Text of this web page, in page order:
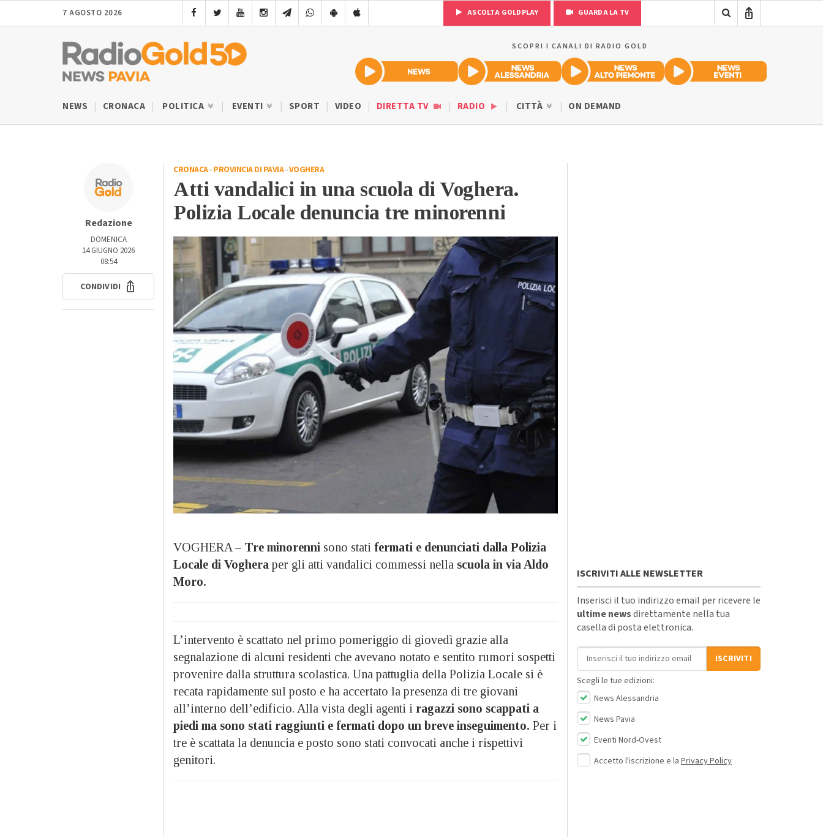
7 AGOSTO 2026 ASCOLTA GOLDPLAY GUARDA LA TV
SCOPRI I CANALI DI RADIO GOLD
NEWS CRONACA POLITICA EVENTI SPORT VIDEO DIRETTA TV RADIO CITTÀ ON DEMAND
Redazione
DOMENICA
14 GIUGNO 2026
08:54
CONDIVIDI
CRONACA-PROVINCIA DI PAVIA-VOGHERA
Atti vandalici in una scuola di Voghera.
Polizia Locale denuncia tre minorenni
VOGHERA – Tre minorenni sono stati fermati e denunciati dalla Polizia
Locale di Voghera per gli atti vandalici commessi nella scuola in via Aldo
Moro.
L’intervento è scattato nel primo pomeriggio di giovedì grazie alla
segnalazione di alcuni residenti che avevano notato e sentito rumori sospetti
provenire dalla struttura scolastica. Una pattuglia della Polizia Locale si è
recata rapidamente sul posto e ha accertato la presenza di tre giovani
all’interno dell’edificio. Alla vista degli agenti i ragazzi sono scappati a
piedi ma sono stati raggiunti e fermati dopo un breve inseguimento. Per i
tre è scattata la denuncia e posto sono stati convocati anche i rispettivi
genitori.
ISCRIVITI ALLE NEWSLETTER
Inserisci il tuo indirizzo email per ricevere le
ultime newsdirettamente nella tua
casella di posta elettronica.
Indirizzo email
ISCRIVITI
Scegli le tue edizioni:
News Alessandria
News Pavia
Eventi Nord-Ovest
Accetto l'iscrizione e la Privacy Policy